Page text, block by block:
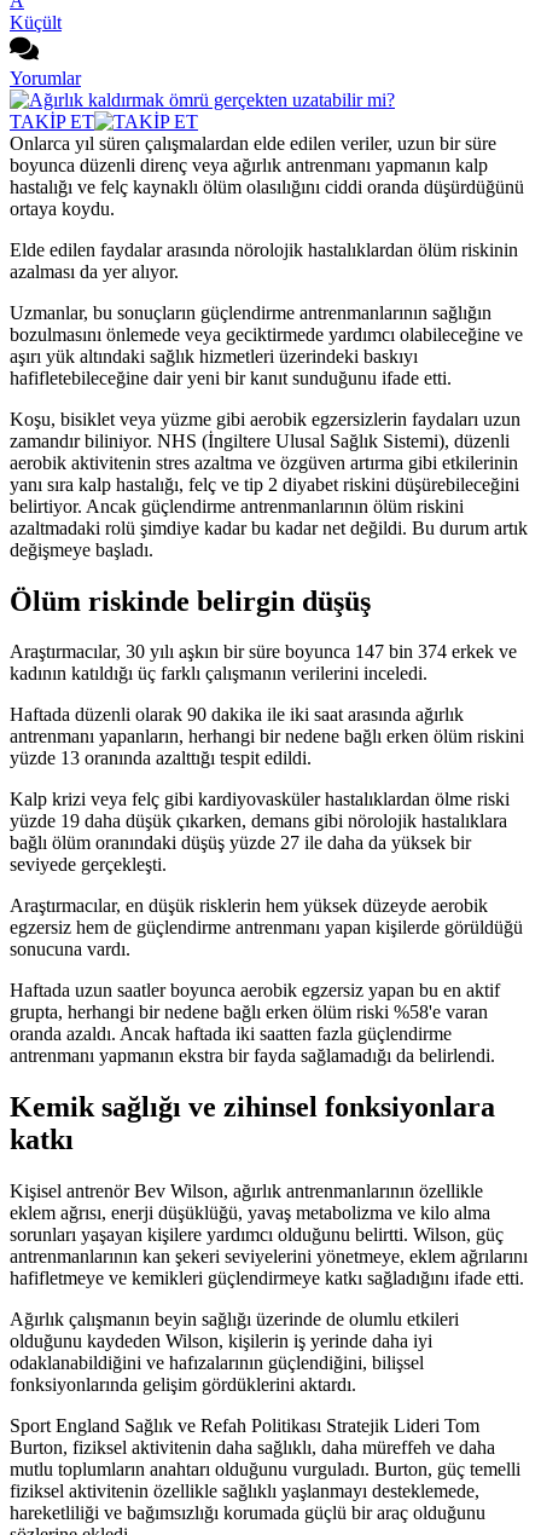
Küçült
Yorumlar
TAKİP ET
Onlarca yıl süren çalışmalardan elde edilen veriler, uzun bir süre
boyunca düzenli direnç veya ağırlık antrenmanı yapmanın kalp
hastalığı ve felç kaynaklı ölüm olasılığını ciddi oranda düşürdüğünü
ortaya koydu.
Elde edilen faydalar arasında nörolojik hastalıklardan ölüm riskinin
azalması da yer alıyor.
Uzmanlar, bu sonuçların güçlendirme antrenmanlarının sağlığın
bozulmasını önlemede veya geciktirmede yardımcı olabileceğine ve
aşırı yük altındaki sağlık hizmetleri üzerindeki baskıyı
hafifletebileceğine dair yeni bir kanıt sunduğunu ifade etti.
Koşu, bisiklet veya yüzme gibi aerobik egzersizlerin faydaları uzun
zamandır biliniyor. NHS (İngiltere Ulusal Sağlık Sistemi), düzenli
aerobik aktivitenin stres azaltma ve özgüven artırma gibi etkilerinin
yanı sıra kalp hastalığı, felç ve tip 2 diyabet riskini düşürebileceğini
belirtiyor. Ancak güçlendirme antrenmanlarının ölüm riskini
azaltmadaki rolü şimdiye kadar bu kadar net değildi. Bu durum artık
değişmeye başladı.
Ölüm riskinde belirgin düşüş
Araştırmacılar, 30 yılı aşkın bir süre boyunca 147 bin 374 erkek ve
kadının katıldığı üç farklı çalışmanın verilerini inceledi.
Haftada düzenli olarak 90 dakika ile iki saat arasında ağırlık
antrenmanı yapanların, herhangi bir nedene bağlı erken ölüm riskini
yüzde 13 oranında azalttığı tespit edildi.
Kalp krizi veya felç gibi kardiyovasküler hastalıklardan ölme riski
yüzde 19 daha düşük çıkarken, demans gibi nörolojik hastalıklara
bağlı ölüm oranındaki düşüş yüzde 27 ile daha da yüksek bir
seviyede gerçekleşti.
Araştırmacılar, en düşük risklerin hem yüksek düzeyde aerobik
egzersiz hem de güçlendirme antrenmanı yapan kişilerde görüldüğü
sonucuna vardı.
Haftada uzun saatler boyunca aerobik egzersiz yapan bu en aktif
grupta, herhangi bir nedene bağlı erken ölüm riski %58'e varan
oranda azaldı. Ancak haftada iki saatten fazla güçlendirme
antrenmanı yapmanın ekstra bir fayda sağlamadığı da belirlendi.
Kemik sağlığı ve zihinsel fonksiyonlara
katkı
Kişisel antrenör Bev Wilson, ağırlık antrenmanlarının özellikle
eklem ağrısı, enerji düşüklüğü, yavaş metabolizma ve kilo alma
sorunları yaşayan kişilere yardımcı olduğunu belirtti. Wilson, güç
antrenmanlarının kan şekeri seviyelerini yönetmeye, eklem ağrılarını
hafifletmeye ve kemikleri güçlendirmeye katkı sağladığını ifade etti.
Ağırlık çalışmanın beyin sağlığı üzerinde de olumlu etkileri
olduğunu kaydeden Wilson, kişilerin iş yerinde daha iyi
odaklanabildiğini ve hafızalarının güçlendiğini, bilişsel
fonksiyonlarında gelişim gördüklerini aktardı.
Sport England Sağlık ve Refah Politikası Stratejik Lideri Tom
Burton, fiziksel aktivitenin daha sağlıklı, daha müreffeh ve daha
mutlu toplumların anahtarı olduğunu vurguladı. Burton, güç temelli
fiziksel aktivitenin özellikle sağlıklı yaşlanmayı desteklemede,
hareketliliği ve bağımsızlığı korumada güçlü bir araç olduğunu